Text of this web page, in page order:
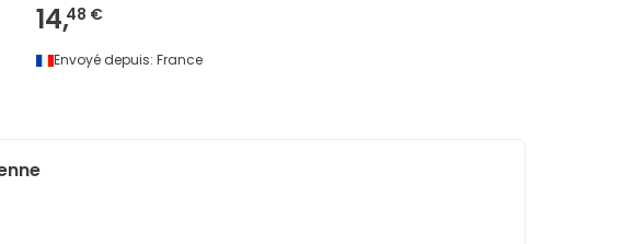
14,48 €
Envoyé depuis: France